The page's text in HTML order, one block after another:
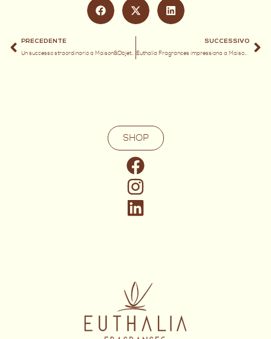
PRECEDENTE
Un successo straordinario a Maison&Objet 2023
SUCCESSIVO
Euthalia Fragrances impressiona a Maison&Objet con innovazione e stile unico
SHOP